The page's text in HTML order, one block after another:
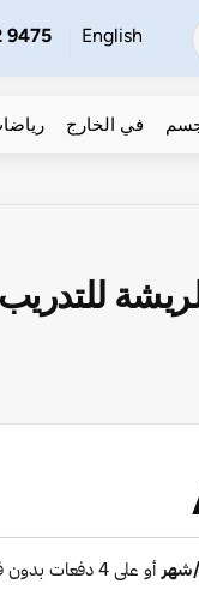
English
9475
في الخارج